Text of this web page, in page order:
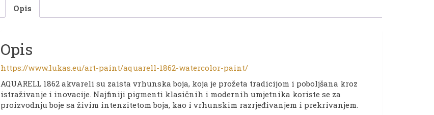
Opis
Opis
https://www.lukas.eu/art-paint/aquarell-1862-watercolor-paint/
AQUARELL 1862 akvareli su zaista vrhunska boja, koja je prožeta tradicijom i poboljšana kroz
istraživanje i inovacije. Najfiniji pigmenti klasičnih i modernih umjetnika koriste se za
proizvodnju boje sa živim intenzitetom boja, kao i vrhunskim razrjeđivanjem i prekrivanjem.